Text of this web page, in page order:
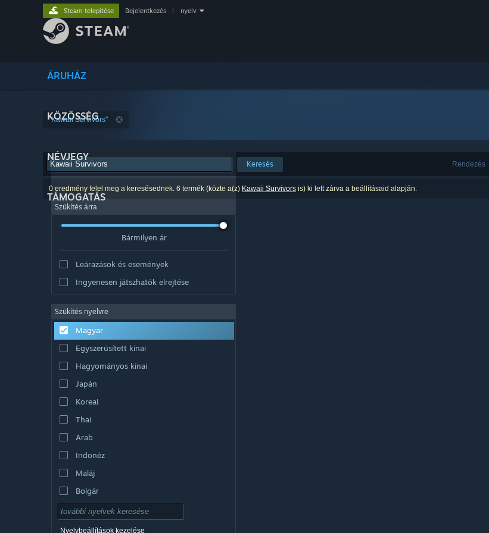
ÁRUHÁZ
KÖZÖSSÉG
NÉVJEGY
TÁMOGATÁS
Steam telepítése Bejelentkezés nyelv
"Kawaii Survivors"
Rendezés
Keresés
0 eredmény felel meg a keresésednek. 6 termék (közte a(z) Kawaii Survivors is) ki lett zárva a beállításaid alapján.
Szűkítés árra
Bármilyen ár
Leárazások és események
Ingyenesen játszhatók elrejtése
Szűkítés nyelvre
Magyar
Egyszerűsített kínai
Hagyományos kínai
Japán
Koreai
Thai
Arab
Indonéz
Maláj
Bolgár
Cseh
Dán
Nyelvbeállítások kezelése